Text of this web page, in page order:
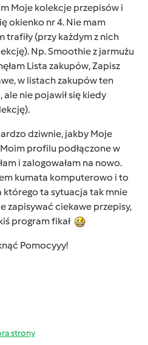
Moje kolekcje przepisów i
okienko nr 4. Nie mam
trafiły (przy każdym z nich
Np. Smoothie z jarmużu
Lista zakupów, Zapisz
w listach zakupów ten
ale nie pojawił się kiedy
dziwnie, jakby Moje
profilu podłączone w
i zalogowałam na nowo.
kumata komputerowo i to
którego ta sytuacja tak mnie
zapisywać ciekawe przepisy,
program fikał
Pomocyyy!
strony